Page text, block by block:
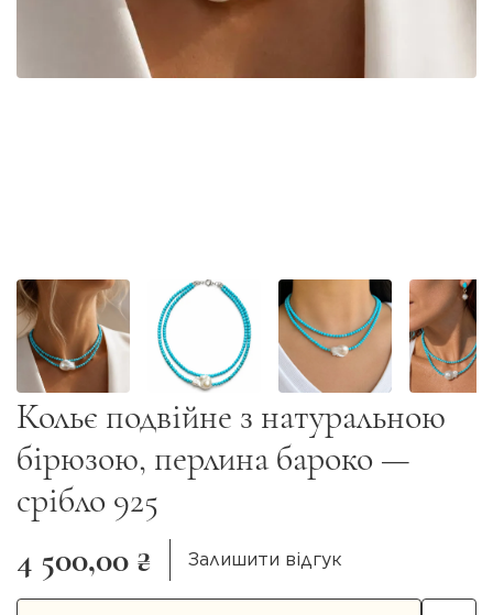
Кольє подвійне з натуральною
бірюзою, перлина бароко —
срібло 925
4 500,00 ₴
Залишити відгук